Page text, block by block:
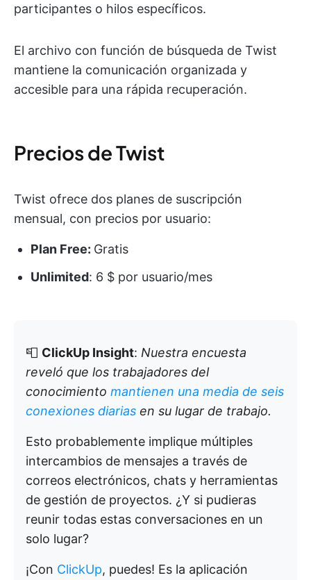
participantes o hilos específicos.
El archivo con función de búsqueda de Twist
mantiene la comunicación organizada y
accesible para una rápida recuperación.
Precios de Twist
Twist ofrece dos planes de suscripción
mensual, con precios por usuario:
Plan Free: Gratis
Unlimited: 6 $ por usuario/mes
📮 ClickUp Insight: Nuestra encuesta
reveló que los trabajadores del
conocimiento mantienen una media de seis
conexiones diarias en su lugar de trabajo.
Esto probablemente implique múltiples
intercambios de mensajes a través de
correos electrónicos, chats y herramientas
de gestión de proyectos. ¿Y si pudieras
reunir todas estas conversaciones en un
solo lugar?
¡Con ClickUp, puedes! Es la aplicación